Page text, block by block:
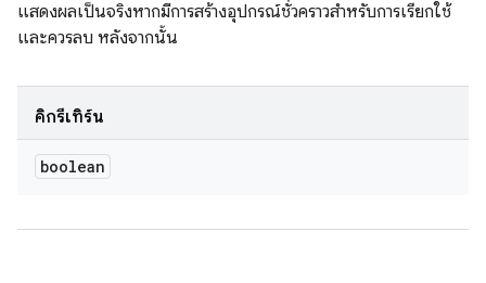
แสดงผลเป็นจริงหากมีการสร้างอุปกรณ์ชั่วคราวสำหรับการเรียกใช้
และควรลบ หลังจากนั้น
คิกรีเทิร์น
boolean